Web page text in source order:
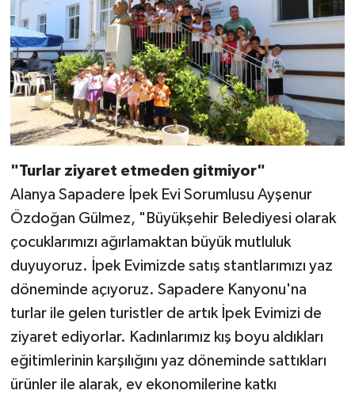
"Turlar ziyaret etmeden gitmiyor"
Alanya Sapadere İpek Evi Sorumlusu Ayşenur
Özdoğan Gülmez, "Büyükşehir Belediyesi olarak
çocuklarımızı ağırlamaktan büyük mutluluk
duyuyoruz. İpek Evimizde satış stantlarımızı yaz
döneminde açıyoruz. Sapadere Kanyonu'na
turlar ile gelen turistler de artık İpek Evimizi de
ziyaret ediyorlar. Kadınlarımız kış boyu aldıkları
eğitimlerinin karşılığını yaz döneminde sattıkları
ürünler ile alarak, ev ekonomilerine katkı